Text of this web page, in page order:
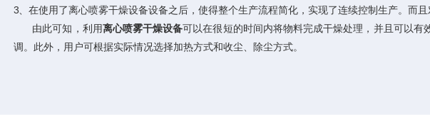
3、在使用了离心喷雾干燥设备设备之后，使得整个生产流程简化，实现了连续控制生产。而
由此可知，利用离心喷雾干燥设备可以在很短的时间内将物料完成干燥处理，并且可以
调。此外，用户可根据实际情况选择加热方式和收尘、除尘方式。